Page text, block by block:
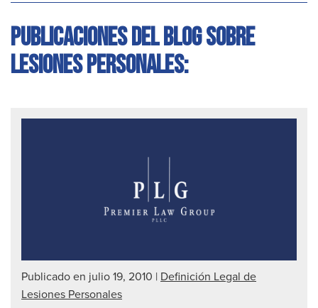
Publicaciones del blog sobre
lesiones personales:
Publicado en julio 19, 2010 | Definición Legal de
Lesiones Personales